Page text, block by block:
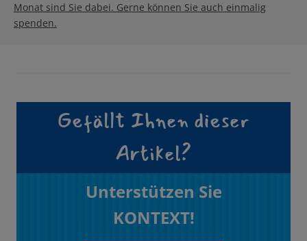
Monat sind Sie dabei. Gerne können Sie auch einmalig
spenden.
Gefällt Ihnen dieser
Artikel?
Unterstützen Sie
KONTEXT!